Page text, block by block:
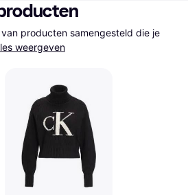
producten samengesteld die je
weergeven